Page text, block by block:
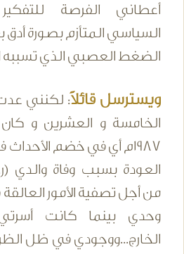
أعطاني الفرصة
السياسي المتأزم بصورة أدق
الضغط العصبي الذي تسببه
ويسترسل قائلاً: لكنني
الخامسة و العشرين و
1987م أي في خضم
العودة بسبب وفاة والدي
من أجل تصفية الأمور
وحدي بينما كانت
الخارج...ووجودي في ظل